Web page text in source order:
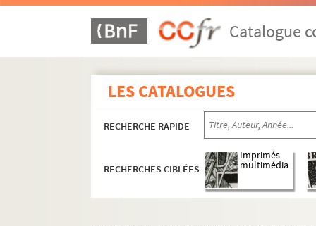
Catalogue
LES CATALOGUES
RECHERCHE RAPIDE
RECHERCHES CIBLÉES
Imprimés
multimédia